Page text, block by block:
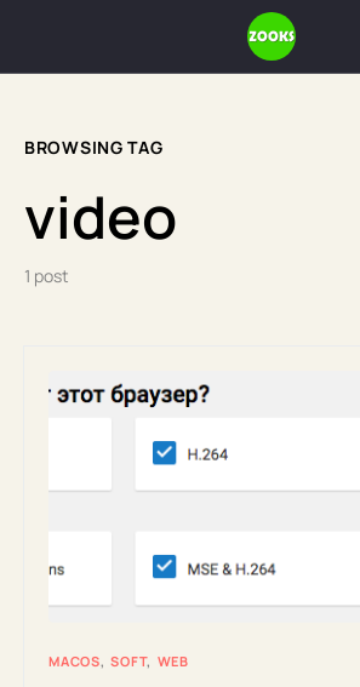
BROWSING TAG
video
1 post
MACOS SOFT WEB